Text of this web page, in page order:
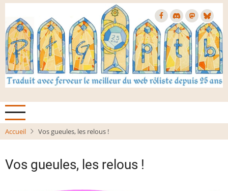
Aller
contenu
principal
Accueil Vos gueules, les relous !
Vos gueules, les relous !